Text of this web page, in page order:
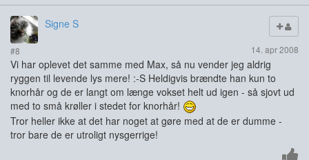
Signe S
#8 14. apr 2008
Vi har oplevet det samme med Max, så nu vender jeg aldrig
ryggen til levende lys mere! :-S Heldigvis brændte han kun to
knorhår og de er langt om længe vokset helt ud igen - så sjovt ud
med to små krøller i stedet for knorhår!
Tror heller ikke at det har noget at gøre med at de er dumme -
tror bare de er utroligt nysgerrige!